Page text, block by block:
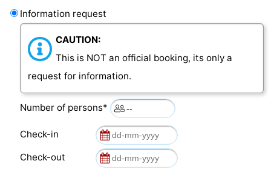
Information request
CAUTION:
This is NOT an official booking, its only a
request for information.
Number of persons*
Check-in
Check-out